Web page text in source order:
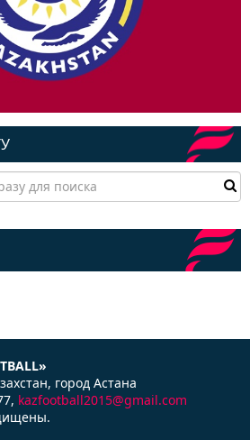
город Астана
kazfootball2015@gmail.com